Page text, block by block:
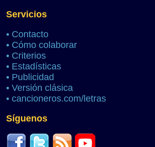
Servicios
• Contacto
• Cómo colaborar
• Criterios
• Estadísticas
• Publicidad
• Versión clásica
• cancioneros.com/letras
Síguenos